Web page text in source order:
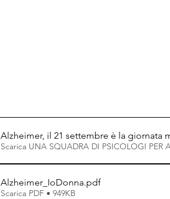
Alzheimer, il 21 settembre è la giornata
Scarica UNA SQUADRA DI PSICOLOGI
Alzheimer_IoDonna.pdf
Scarica PDF • 949KB